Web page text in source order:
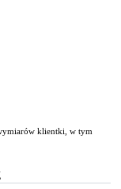
klientki, w tym